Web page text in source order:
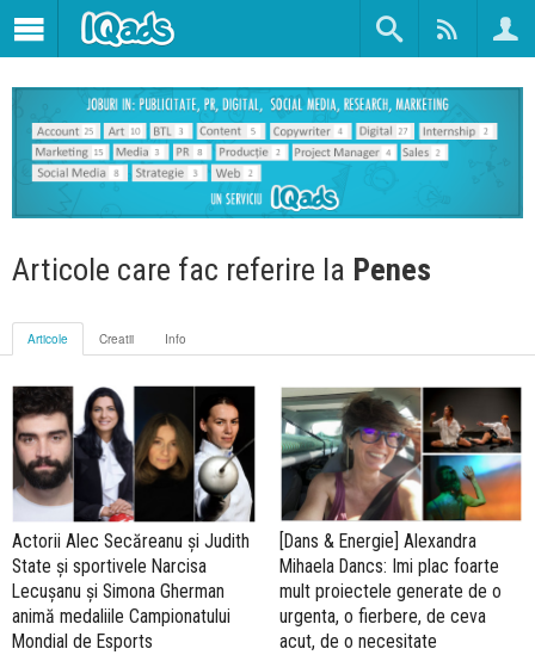
Articole care fac referire la Penes
Articole Creatii Info
Actorii Alec Secăreanu și Judith
State și sportivele Narcisa
Lecușanu și Simona Gherman
animă medaliile Campionatului
Mondial de Esports
[Dans & Energie] Alexandra
Mihaela Dancs: Imi plac foarte
mult proiectele generate de o
urgenta, o fierbere, de ceva
acut, de o necesitate